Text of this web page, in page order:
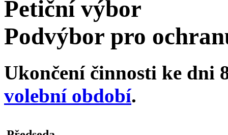
Petiční výbor
Podvýbor pro
Ukončení činnosti ke dni
volební období.